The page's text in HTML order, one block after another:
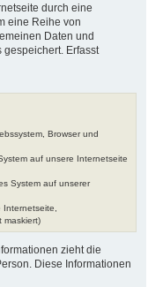
durch eine
eine Reihe von
Daten und
Erfasst
Browser und
auf unsere Internetseite
System auf unserer
maskiert)
zieht die
Diese Informationen